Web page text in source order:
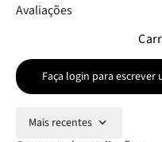
Avaliações
Faça login para escrever
Mais recentes